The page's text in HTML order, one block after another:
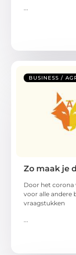
BUSINESS /
Zo maak je
Door het corona
voor alle andere
vraagstukken